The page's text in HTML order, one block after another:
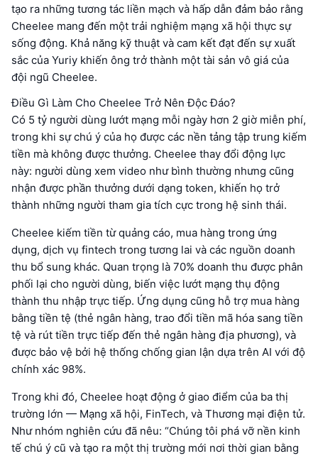
tạo ra những tương tác liền mạch và hấp dẫn đảm bảo rằng
Cheelee mang đến một trải nghiệm mạng xã hội thực sự
sống động. Khả năng kỹ thuật và cam kết đạt đến sự xuất
sắc của Yuriy khiến ông trở thành một tài sản vô giá của
đội ngũ Cheelee.
Điều Gì Làm Cho Cheelee Trở Nên Độc Đáo?
Có 5 tỷ người dùng lướt mạng mỗi ngày hơn 2 giờ miễn phí,
trong khi sự chú ý của họ được các nền tảng tập trung kiếm
tiền mà không được thưởng. Cheelee thay đổi động lực
này: người dùng xem video như bình thường nhưng cũng
nhận được phần thưởng dưới dạng token, khiến họ trở
thành những người tham gia tích cực trong hệ sinh thái.
Cheelee kiếm tiền từ quảng cáo, mua hàng trong ứng
dụng, dịch vụ fintech trong tương lai và các nguồn doanh
thu bổ sung khác. Quan trọng là 70% doanh thu được phân
phối lại cho người dùng, biến việc lướt mạng thụ động
thành thu nhập trực tiếp. Ứng dụng cũng hỗ trợ mua hàng
bằng tiền tệ (thẻ ngân hàng, trao đổi tiền mã hóa sang tiền
tệ và rút tiền trực tiếp đến thẻ ngân hàng địa phương), và
được bảo vệ bởi hệ thống chống gian lận dựa trên AI với độ
chính xác 98%.
Trong khi đó, Cheelee hoạt động ở giao điểm của ba thị
trường lớn — Mạng xã hội, FinTech, và Thương mại điện tử.
Như nhóm nghiên cứu đã nêu: “Chúng tôi phá vỡ nền kinh
tế chú ý cũ và tạo ra một thị trường mới nơi thời gian bằng